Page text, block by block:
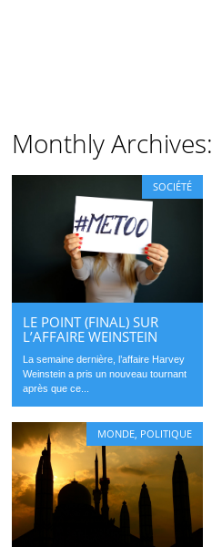
Monthly Archives:
SOCIÉTÉ
LE POINT (FINAL) SUR
L’AFFAIRE WEINSTEIN
La semaine dernière, l’affaire Harvey
Weinstein a pris un nouveau tournant
après que ce...
MONDE POLITIQUE